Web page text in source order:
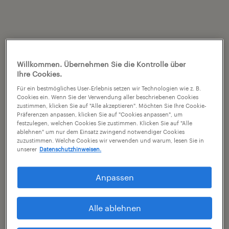
Willkommen. Übernehmen Sie die Kontrolle über
Ihre Cookies.
Für ein bestmögliches User-Erlebnis setzen wir Technologien wie z. B.
Cookies ein. Wenn Sie der Verwendung aller beschriebenen Cookies
zustimmen, klicken Sie auf "Alle akzeptieren". Möchten Sie Ihre Cookie-
Präferenzen anpassen, klicken Sie auf "Cookies anpassen", um
festzulegen, welchen Cookies Sie zustimmen. Klicken Sie auf "Alle
ablehnen" um nur dem Einsatz zwingend notwendiger Cookies
zuzustimmen. Welche Cookies wir verwenden und warum, lesen Sie in
unserer Datenschutzhinweisen.
Anpassen
Alle ablehnen